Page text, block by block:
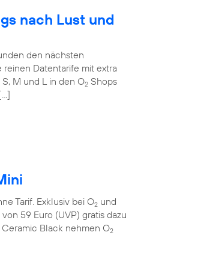
nach Lust und
den nächsten
reinen Datentarife mit extra
M und L in den O2 Shops
Tarif. Exklusiv bei O2 und
59 Euro (UVP) gratis dazu
Black nehmen O2